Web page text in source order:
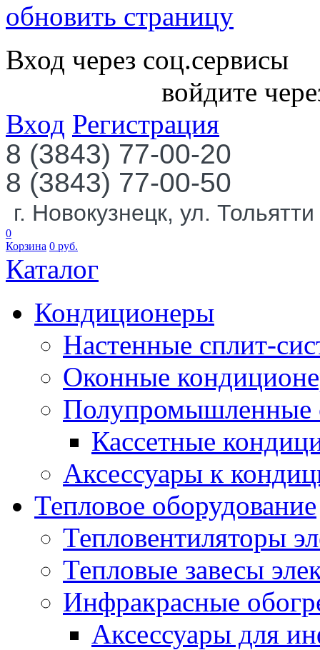
обновить страницу
Вход через соц.сервисы
войдите
Вход Регистрация
8 (3843) 77-00-20
8 (3843) 77-00-50
г. Новокузнецк, ул.
0
Корзина 0 руб.
Каталог
Кондиционеры
Настенные сплит-
Оконные
Полупромышленные
Кассетные
Аксессуары к
Тепловое оборудование
Тепловентиляторы
Тепловые завесы
Инфракрасные
Аксессуары для